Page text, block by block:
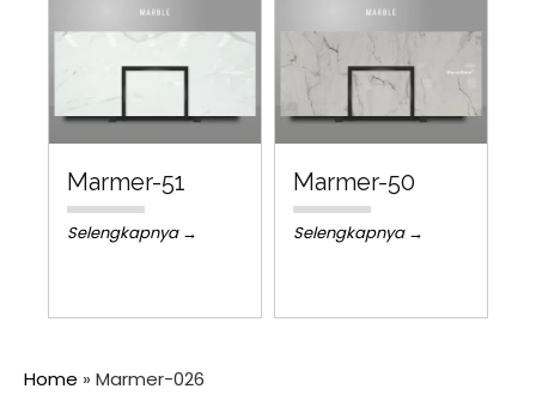
Marmer-51
Selengkapnya →
Marmer-50
Selengkapnya →
Home » Marmer-026